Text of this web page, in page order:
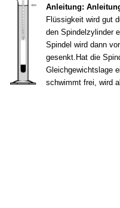
Anleitung:
Flüssigkeit wird gut
den Spindelzylinder
Spindel wird dann
gesenkt.Hat die
Gleichgewichtslage
schwimmt frei, wird